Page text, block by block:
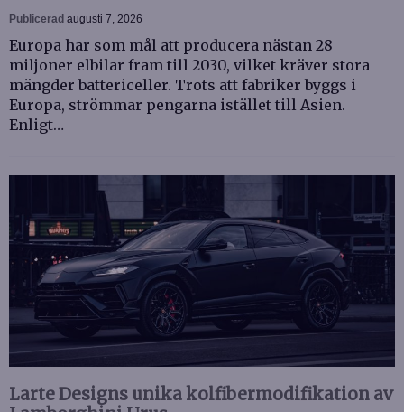
Publicerad augusti 7, 2026
Europa har som mål att producera nästan 28
miljoner elbilar fram till 2030, vilket kräver stora
mängder battericeller. Trots att fabriker byggs i
Europa, strömmar pengarna istället till Asien.
Enligt…
Larte Designs unika kolfibermodifikation av